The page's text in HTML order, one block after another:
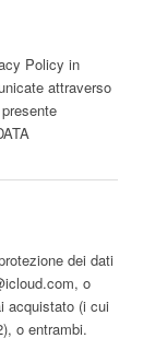
Policy in
attraverso
dei dati
, o
acquistato (i cui
o entrambi.